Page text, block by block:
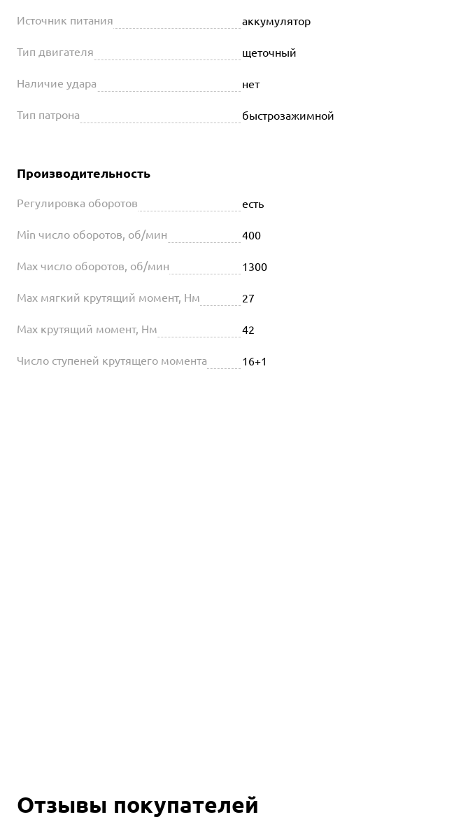
Источник питания аккумулятор
Тип двигателя щеточный
Наличие удара нет
Тип патрона быстрозажимной
Производительность
Регулировка оборотов есть
Min число оборотов, об/мин 400
Max число оборотов, об/мин 1300
Max мягкий крутящий момент, Нм 27
Max крутящий момент, Нм 42
Число ступеней крутящего момента 16+1
Отзывы покупателей